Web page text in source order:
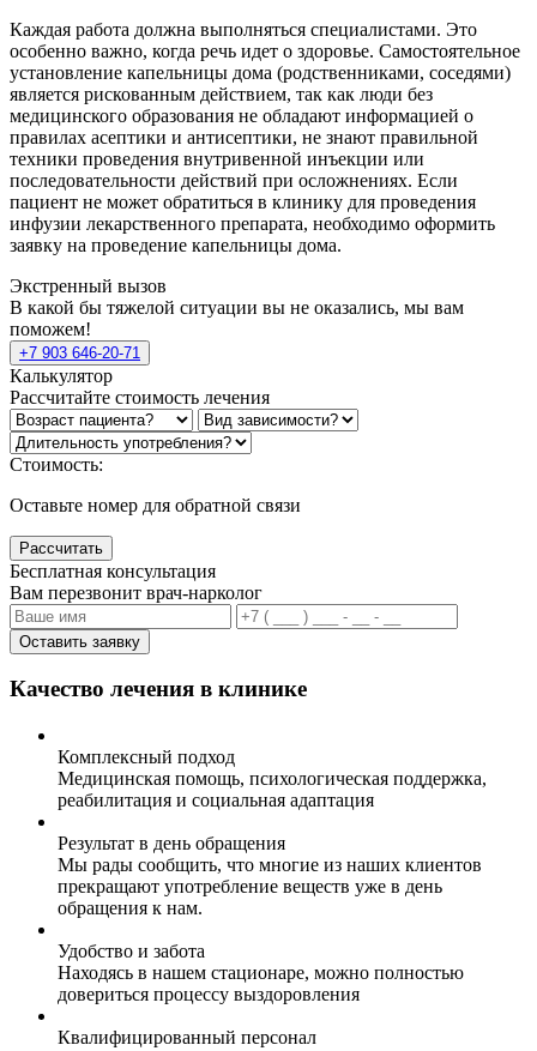
Каждая работа должна выполняться специалистами. Это
особенно важно, когда речь идет о здоровье. Самостоятельное
установление капельницы дома (родственниками, соседями)
является рискованным действием, так как люди без
медицинского образования не обладают информацией о
правилах асептики и антисептики, не знают правильной
техники проведения внутривенной инъекции или
последовательности действий при осложнениях. Если
пациент не может обратиться в клинику для проведения
инфузии лекарственного препарата, необходимо оформить
заявку на проведение капельницы дома.
Экстренный вызов
В какой бы тяжелой ситуации вы не оказались, мы вам
поможем!
+7 903 646-20-71
Калькулятор
Рассчитайте стоимость лечения
Стоимость:
Оставьте номер для обратной связи
Рассчитать
Бесплатная консультация
Вам перезвонит врач-нарколог
Оставить заявку
Качество лечения в клинике
Комплексный подход
Медицинская помощь, психологическая поддержка,
реабилитация и социальная адаптация
Результат в день обращения
Мы рады сообщить, что многие из наших клиентов
прекращают употребление веществ уже в день
обращения к нам.
Удобство и забота
Находясь в нашем стационаре, можно полностью
довериться процессу выздоровления
Квалифицированный персонал